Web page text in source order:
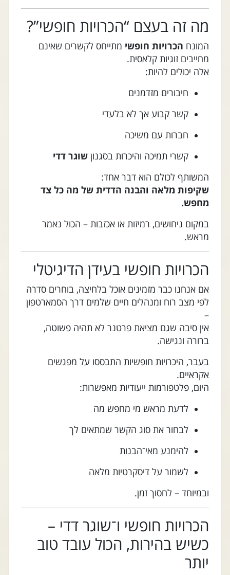
מה זה בעצם “הכרויות חופשי”?
המונח הכרויות חופשי מתייחס לקשרים שאינם
מחייבים זוגיות קלאסית.
אלה יכולים להיות:
חיבורים מזדמנים
קשר קבוע אך לא בלעדי
חברות עם משיכה
קשרי תמיכה והיכרות בסגנון שוגר דדי
המשותף לכולם הוא דבר אחד:
שקיפות מלאה והבנה הדדית של מה כל צד
מחפש.
במקום ניחושים, רמיזות או אכזבות – הכול נאמר
מראש.
הכרויות חופשי בעידן הדיגיטלי
אם אנחנו כבר מזמינים אוכל בלחיצה, בוחרים סדרה
לפי מצב רוח ומנהלים חיים שלמים דרך הסמארטפון
–
אין סיבה שגם מציאת פרטנר לא תהיה פשוטה,
ברורה ונגישה.
בעבר, היכרויות חופשיות התבססו על מפגשים
אקראיים.
היום, פלטפורמות ייעודיות מאפשרות:
לדעת מראש מי מחפש מה
לבחור את סוג הקשר שמתאים לך
להימנע מאי־הבנות
לשמור על דיסקרטיות מלאה
ובמיוחד – לחסוך זמן.
הכרויות חופשי ו־שוגר דדי –
כשיש בהירות, הכול עובד טוב
יותר